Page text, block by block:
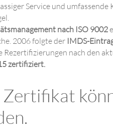
Service und umfassende
nach ISO 9002
2006 folgte der IMDS-
nach den
zertifiziert.